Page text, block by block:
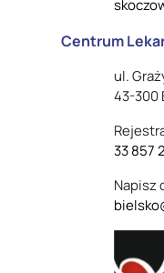
Centrum
ul.
43-300
33 857
Napisz